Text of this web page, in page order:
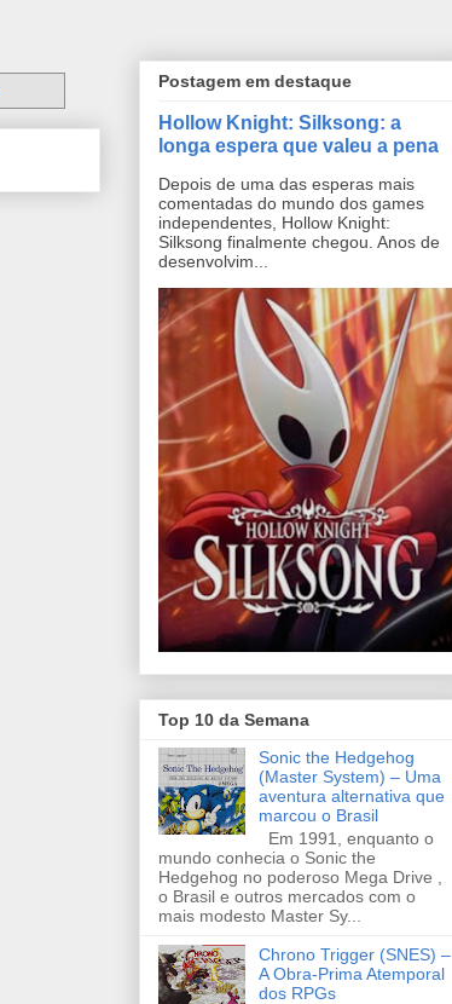
Postagem em destaque
Hollow Knight: Silksong: a
longa espera que valeu a pena
Depois de uma das esperas mais
comentadas do mundo dos games
independentes, Hollow Knight:
Silksong finalmente chegou. Anos de
desenvolvim...
Top 10 da Semana
Sonic the Hedgehog
(Master System) – Uma
aventura alternativa que
marcou o Brasil
Em 1991, enquanto o
mundo conhecia o Sonic the
Hedgehog no poderoso Mega Drive ,
o Brasil e outros mercados com o
mais modesto Master Sy...
Chrono Trigger (SNES) –
A Obra-Prima Atemporal
dos RPGs